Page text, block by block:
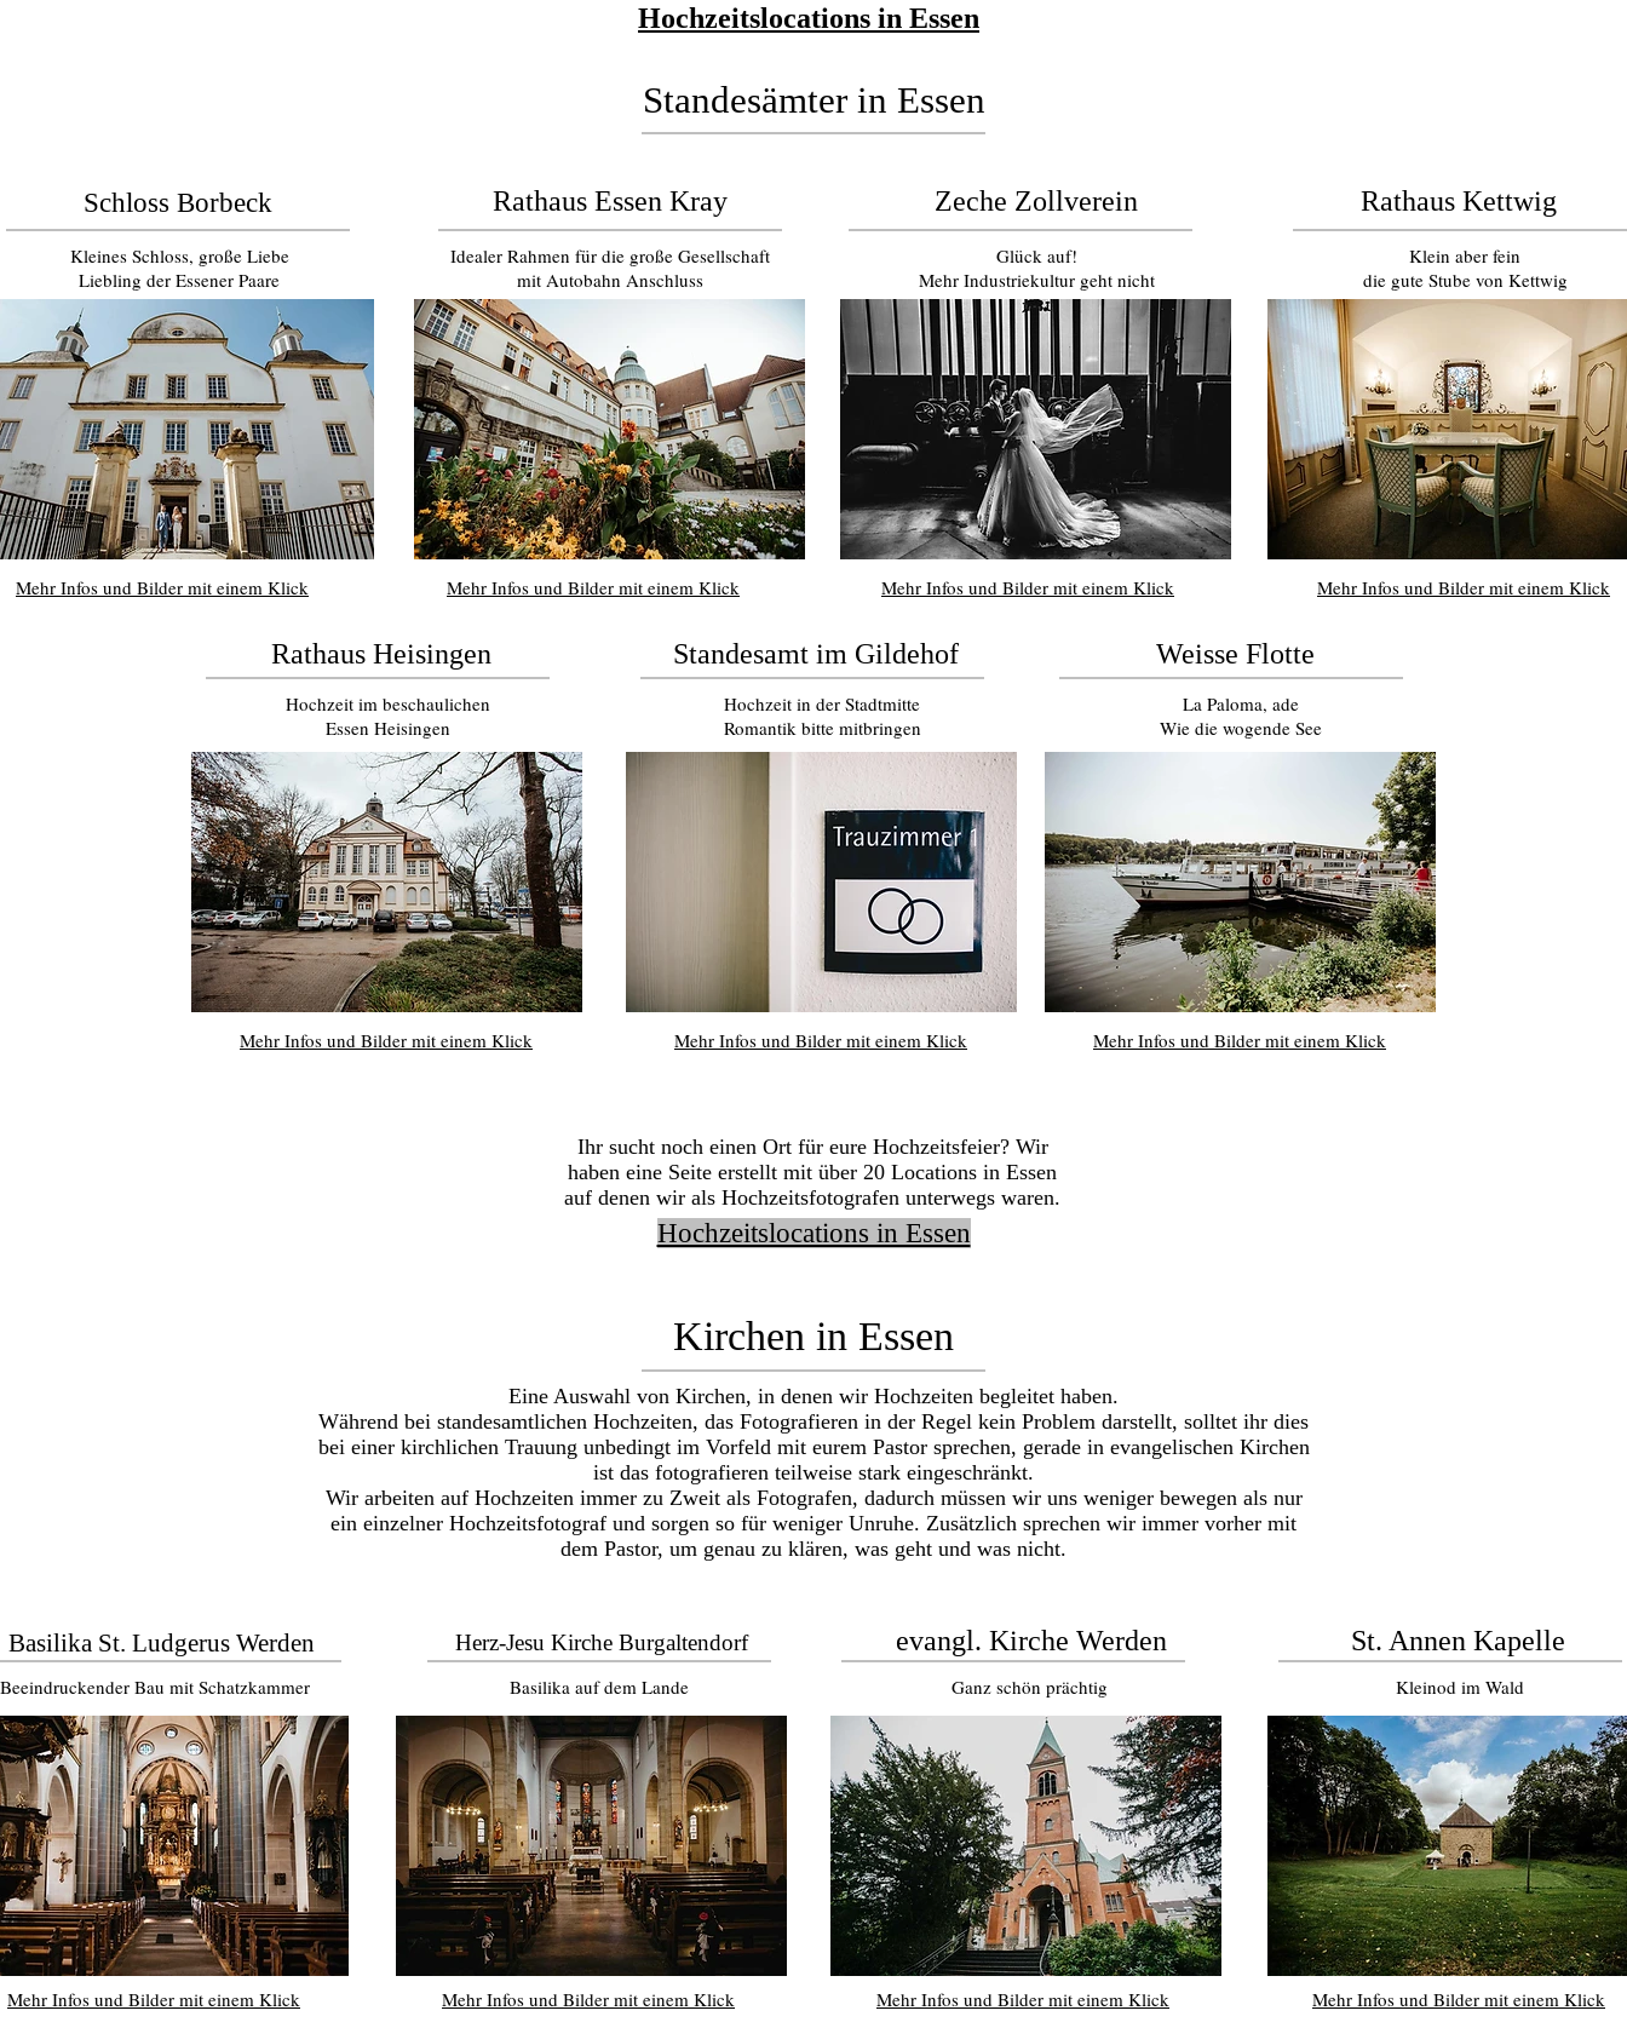
Hochzeitslocations in Essen
Standesämter in Essen
Schloss Borbeck
Kleines Schloss, große Liebe
Liebling der Essener Paare
Mehr Infos und Bilder mit einem Klick
Rathaus Essen Kray
Idealer Rahmen für die große Gesellschaft
mit Autobahn Anschluss
Mehr Infos und Bilder mit einem Klick
Zeche Zollverein
Glück auf!
Mehr Industriekultur geht nicht
Mehr Infos und Bilder mit einem Klick
Rathaus Kettwig
Klein aber fein
die gute Stube von Kettwig
Mehr Infos und Bilder mit einem Klick
Rathaus Heisingen
Hochzeit im beschaulichen
Essen Heisingen
Mehr Infos und Bilder mit einem Klick
Standesamt im Gildehof
Hochzeit in der Stadtmitte
Romantik bitte mitbringen
Mehr Infos und Bilder mit einem Klick
Weisse Flotte
La Paloma, ade
Wie die wogende See
Mehr Infos und Bilder mit einem Klick
Ihr sucht noch einen Ort für eure Hochzeitsfeier? Wir
haben eine Seite erstellt mit über 20 Locations in Essen
auf denen wir als Hochzeitsfotografen unterwegs waren.
Hochzeitslocations in Essen
Kirchen in Essen
Eine Auswahl von Kirchen, in denen wir Hochzeiten begleitet haben.
Während bei standesamtlichen Hochzeiten, das Fotografieren in der Regel kein Problem darstellt, solltet ihr dies
bei einer kirchlichen Trauung unbedingt im Vorfeld mit eurem Pastor sprechen, gerade in evangelischen Kirchen
ist das fotografieren teilweise stark eingeschränkt.
Wir arbeiten auf Hochzeiten immer zu Zweit als Fotografen, dadurch müssen wir uns weniger bewegen als nur
ein einzelner Hochzeitsfotograf und sorgen so für weniger Unruhe. Zusätzlich sprechen wir immer vorher mit
dem Pastor, um genau zu klären, was geht und was nicht.
Basilika St. Ludgerus Werden Herz-Jesu Kirche Burgaltendorf evangl. Kirche Werden St. Annen Kapelle
Beeindruckender Bau mit Schatzkammer Basilika auf dem Lande Ganz schön prächtig Kleinod im Wald
Mehr Infos und Bilder mit einem Klick Mehr Infos und Bilder mit einem Klick Mehr Infos und Bilder mit einem Klick Mehr Infos und Bilder mit einem Klick